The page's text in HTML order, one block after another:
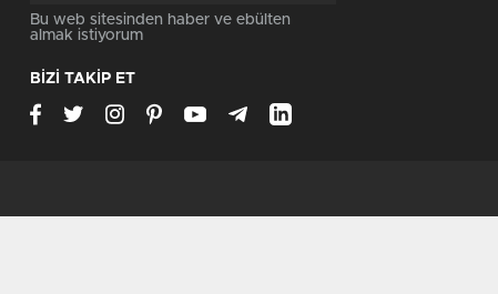
Bu web sitesinden haber ve ebülten
almak istiyorum
BİZİ TAKİP ET